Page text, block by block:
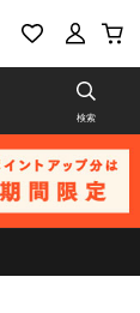
検索